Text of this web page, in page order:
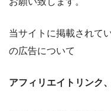
当サイトに掲載されて
の広告について
アフィリエイトリンク